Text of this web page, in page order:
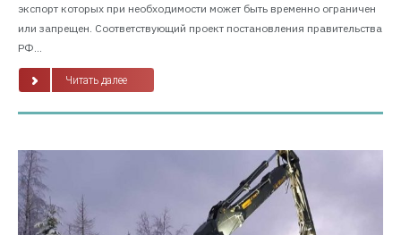
экспорт которых при необходимости может быть временно ограничен
или запрещен. Соответствующий проект постановления правительства
РФ...
Читать далее